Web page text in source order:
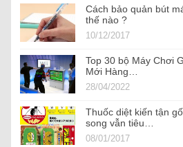
Cách bảo quản bút
thế nào ?
10/12/2017
Top 30 bộ Máy Chơi
Mới Hàng…
28/04/2022
Thuốc diệt kiến tận
song vẫn tiêu…
08/01/2017